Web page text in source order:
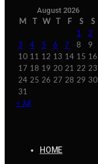
August 2026
M T W T F S
S
1
2
3
4 5 6 7 8
9
10 11 12 13 14 15 16
17 18 19 20 21 22 23
24 25 26 27 28 29 30
31
« Jul
HOME